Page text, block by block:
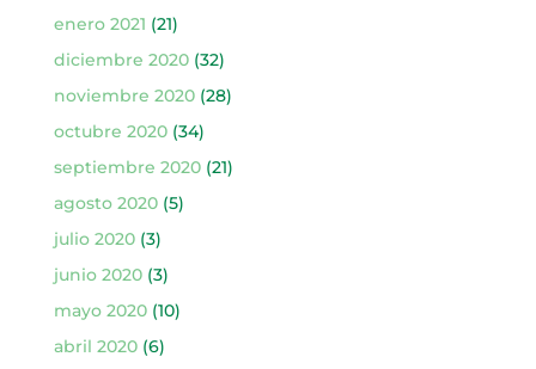
enero 2021 (21)
diciembre 2020(32)
noviembre 2020(28)
octubre 2020(34)
septiembre 2020(21)
agosto 2020(5)
julio 2020(3)
junio 2020(3)
mayo 2020(10)
abril 2020(6)